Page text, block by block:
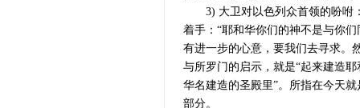
3) 大卫对以色列众首领的吩咐：
着手：“耶和华你们的神不是与你
有进一步的心意，要我们去寻求。
与所罗门的启示，就是“起来建造
华名建造的圣殿里”。所指在今天
部分。